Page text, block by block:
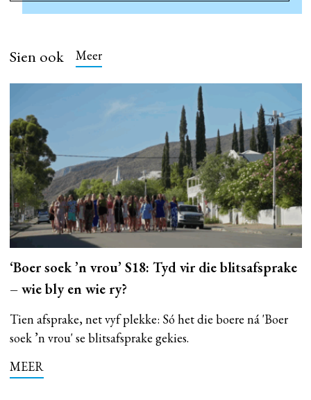
Sien ook Meer
‘Boer soek ’n vrou’ S18: Tyd vir die blitsafsprake
– wie bly en wie ry?
Tien afsprake, net vyf plekke: Só het die boere ná 'Boer
soek ’n vrou' se blitsafsprake gekies.
MEER